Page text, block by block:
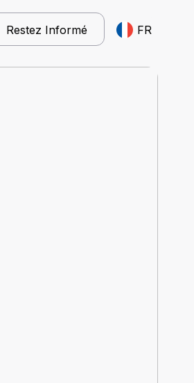
Restez Informé FR